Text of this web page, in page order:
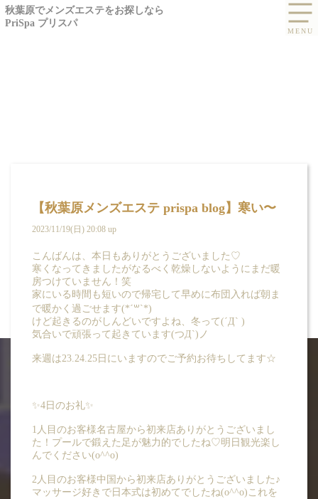
秋葉原でメンズエステをお探しなら
PriSpa プリスパ
BLOG
ブログ -双葉 あかり
【秋葉原メンズエステ prispa blog】寒い〜
2023/11/19(日) 20:08 up
こんばんは、本日もありがとうございました♡
寒くなってきましたがなるべく乾燥しないようにまだ暖
房つけていません！笑
家にいる時間も短いので帰宅して早めに布団入れば朝ま
で暖かく過ごせます(*´꒳`*)
けど起きるのがしんどいですよね、冬って(´Д` )
気合いで頑張って起きています(つД`)ノ
来週は23.24.25日にいますのでご予約お待ちしてます☆
✨4日のお礼✨
1人目のお客様名古屋から初来店ありがとうございまし
た！プールで鍛えた足が魅力的でしたね♡明日観光楽し
んでください(o^^o)
2人目のお客様中国から初来店ありがとうございました♪
マッサージ好きで日本式は初めてでしたね(o^^o)これを